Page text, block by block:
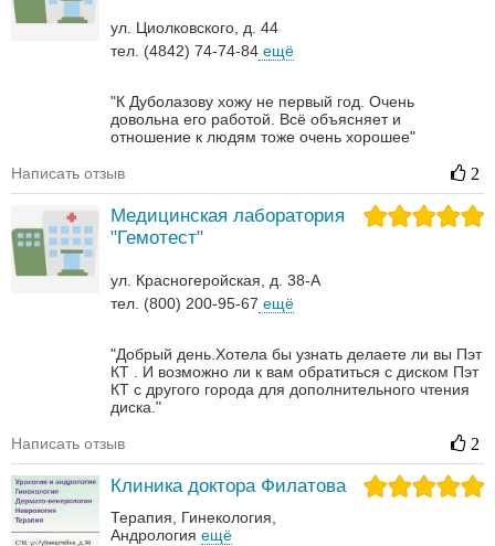
ул. Циолковского, д. 44
тел. (4842) 74-74-84 ещё
"К Дуболазову хожу не первый год. Очень
довольна его работой. Всё объясняет и
отношение к людям тоже очень хорошее"
Написать отзыв 2
Медицинская лаборатория
"Гемотест"
ул. Красногеройская, д. 38-А
тел. (800) 200-95-67 ещё
"Добрый день.Хотела бы узнать делаете ли вы Пэт
КТ . И возможно ли к вам обратиться с диском Пэт
КТ с другого города для дополнительного чтения
диска."
Написать отзыв 2
Клиника доктора Филатова
Терапия
Гинекология
Андрология‎ ещё